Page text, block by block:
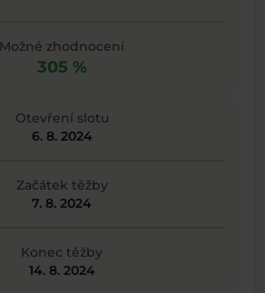
Možné zhodnocení
305 %
Otevření slotu
6. 8. 2024
Začátek těžby
7. 8. 2024
Konec těžby
14. 8. 2024